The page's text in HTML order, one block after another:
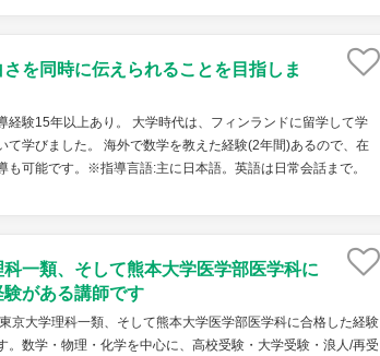
を同時に伝えられることを目指しま
経験15年以上あり。 大学時代は、フィンランドに留学して学
て学びました。 海外で数学を教えた経験(2年間)あるので、在
も可能です。※指導言語:主に日本語。英語は日常会話まで。
一類、そして熊本大学医学部医学科に
がある講師です
京大学理科一類、そして熊本大学医学部医学科に合格した経験
。数学・物理・化学を中心に、高校受験・大学受験・浪人/再受